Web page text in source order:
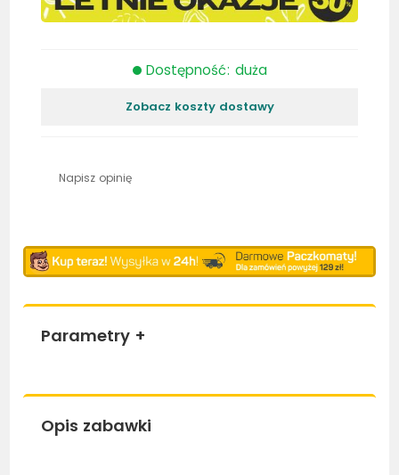
Dostępność: duża
Zobacz koszty dostawy
Napisz opinię
Parametry +
Opis zabawki